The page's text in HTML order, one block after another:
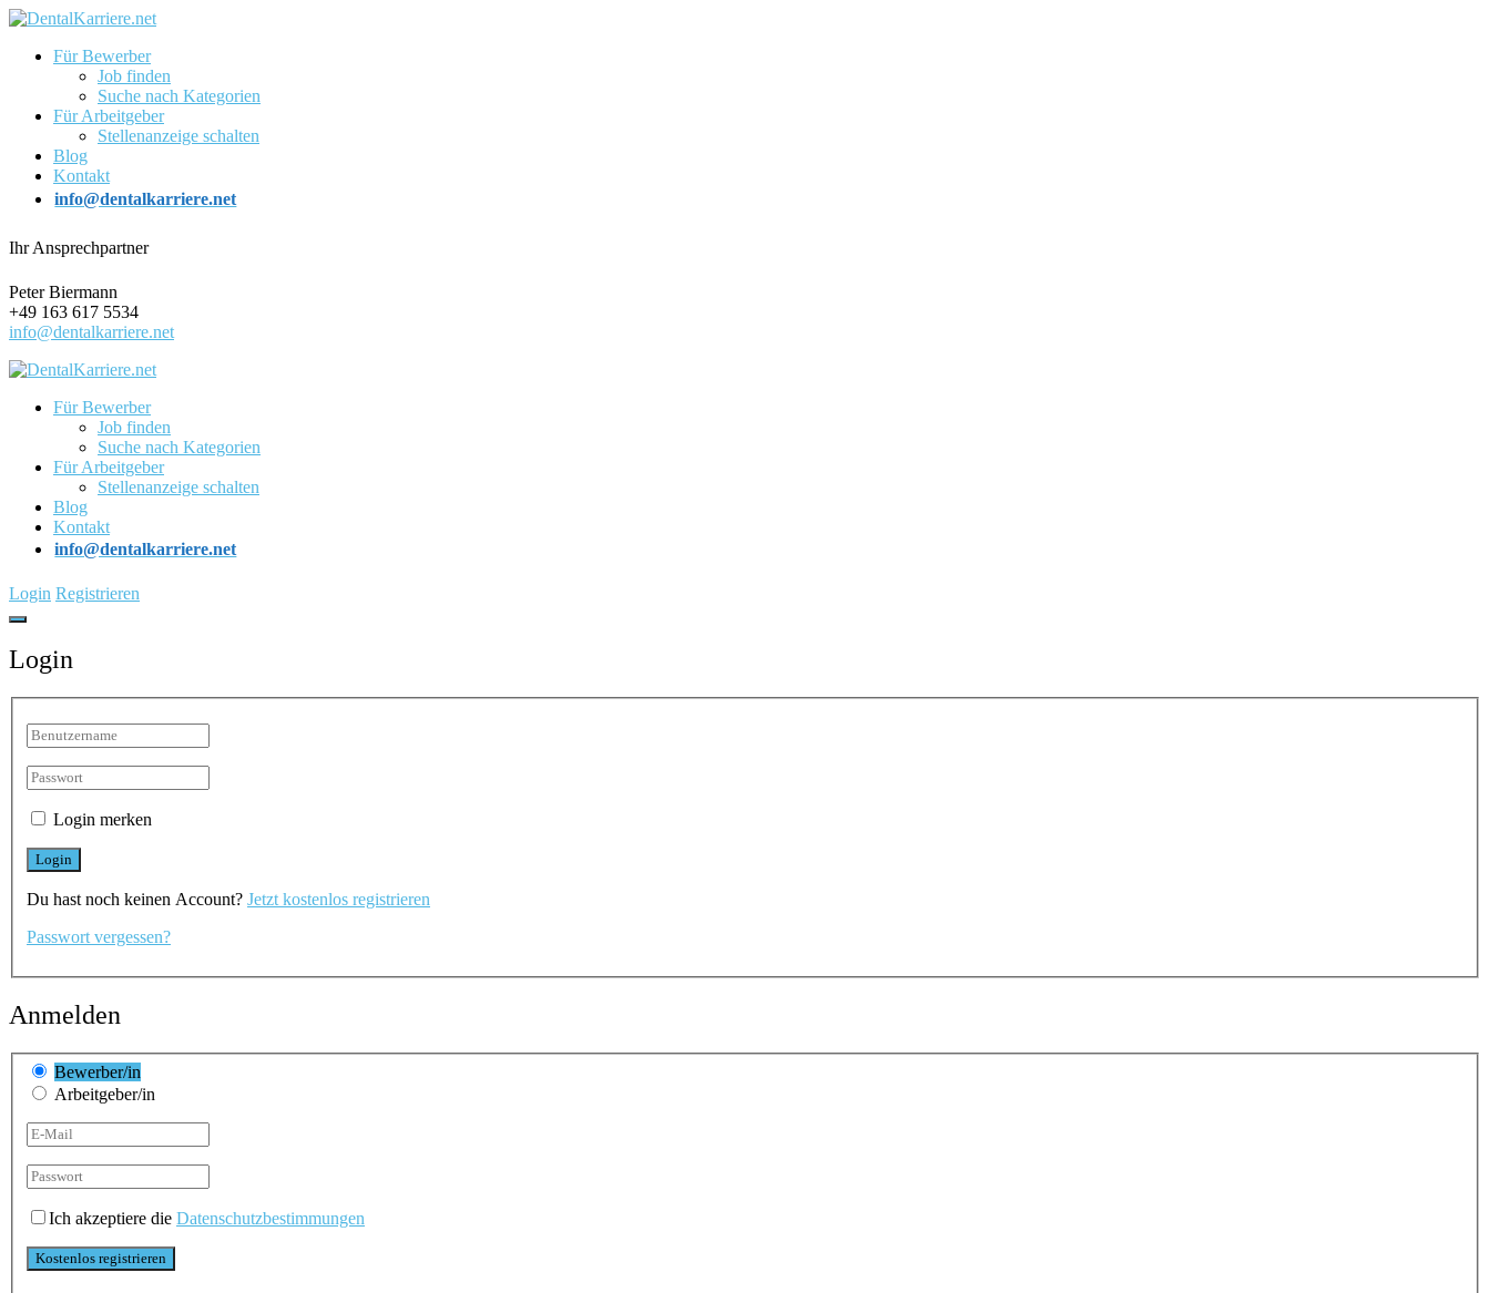
Für Bewerber
Job finden
Suche nach Kategorien
Für Arbeitgeber
Stellenanzeige schalten
Blog
Kontakt
info@dentalkarriere.net
Ihr Ansprechpartner
Peter Biermann
+49 163 617 5534
info@dentalkarriere.net
Für Bewerber
Job finden
Suche nach Kategorien
Für Arbeitgeber
Stellenanzeige schalten
Blog
Kontakt
info@dentalkarriere.net
Login Registrieren
Login
Login merken
Du hast noch keinen Account? Jetzt kostenlos registrieren
Passwort vergessen?
Anmelden
Bewerber/in
Arbeitgeber/in
Ich akzeptiere die Datenschutzbestimmungen